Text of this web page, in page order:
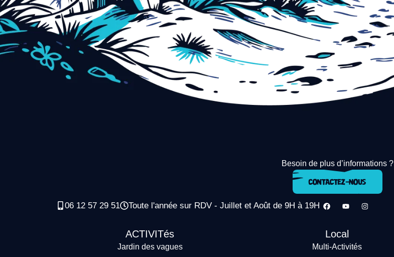
Besoin de plus d’informations ?
06 12 57 29 51 Toute l'année sur RDV - Juillet et Août de 9H à 19H
ACTIVITés
Jardin des vagues
Local
Multi-Activités